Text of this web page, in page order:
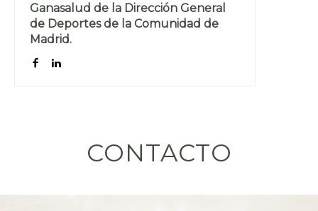
Ganasalud de la Dirección General
de Deportes de la Comunidad de
Madrid.
CONTACTO